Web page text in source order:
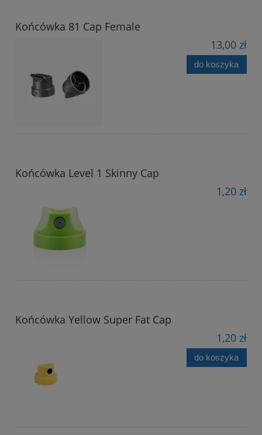
Końcówka 81 Cap Female
13,00 zł
do koszyka
Końcówka Level 1 Skinny Cap
1,20 zł
Końcówka Yellow Super Fat Cap
1,20 zł
do koszyka